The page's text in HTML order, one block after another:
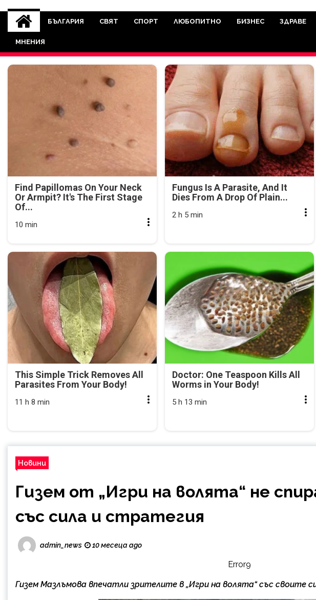
novinite-dnesbg.eu
Novinite-dnesbg.eu е медия, която има мисията
Света. Новините, които се публикуват на
между медията и читателската
БЪЛГАРИЯ СВЯТ СПОРТ ЛЮБОПИТНО БИЗНЕС ЗДРАВЕ
МНЕНИЯ
Find Papillomas On Your Neck
Or Armpit? It's The First Stage
Of...
10 min
Fungus Is A Parasite, And It
Dies From A Drop Of Plain...
2 h 5 min
This Simple Trick Removes All
Parasites From Your Body!
11 h 8 min
Doctor: One Teaspoon Kills All
Worms in Your Body!
5 h 13 min
Новини
Гизем от „Игри на волята“ не
със сила и стратегия
admin_news 10 месеца ago
Error9
Гизем Мазлъмова впечатли зрителите в „Игри на волята“ със своите